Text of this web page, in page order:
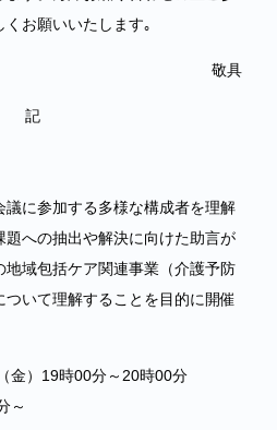
お願いいたします｡
敬具
記
に参加する多様な構成者を理解
題への抽出や解決に向けた助言が
地域包括ケア関連事業（介護予防
いて理解することを目的に開催
金）19時00分～20時00分
～